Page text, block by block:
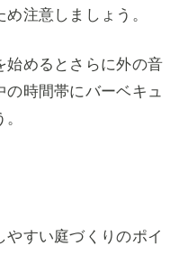
注意しましょう。
始めるとさらに外の音
の時間帯にバーベキュ
やすい庭づくりのポイ